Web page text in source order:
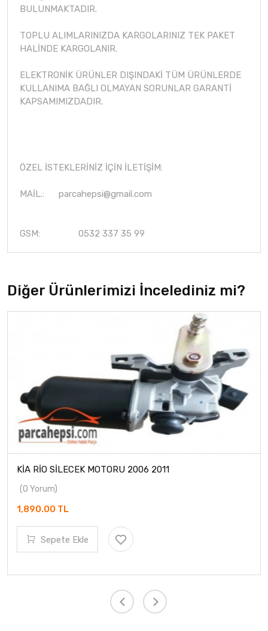
BULUNMAKTADIR.
TOPLU ALIMLARINIZDA KARGOLARINIZ TEK PAKET
HALİNDE KARGOLANIR.
ELEKTRONİK ÜRÜNLER DIŞINDAKİ TÜM ÜRÜNLERDE
KULLANIMA BAĞLI OLMAYAN SORUNLAR GARANTİ
KAPSAMIMIZDADIR.
ÖZEL İSTEKLERİNİZ İÇİN İLETİŞİM:
MAİL.: parcahepsi@gmail.com
GSM: 0532 337 35 99
Diğer Ürünlerimizi İncelediniz mi?
KİA RİO SİLECEK MOTORU 2006 2011
(0 Yorum)
1,890.00 TL
Sepete Ekle